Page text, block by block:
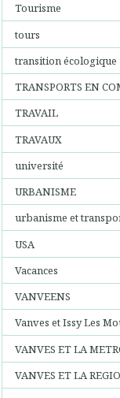
Tourisme
tours
transition écologique
TRANSPORTS EN
TRAVAIL
TRAVAUX
université
URBANISME
urbanisme et
USA
Vacances
VANVEENS
Vanves et Issy Les
VANVES ET LA
VANVES ET LA